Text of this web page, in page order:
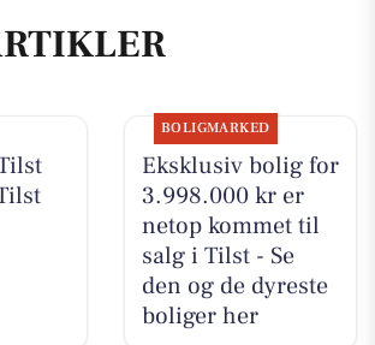
BOLIGMARKED
Eksklusiv bolig for
3.998.000 kr er
netop kommet til
salg i Tilst - Se
den og de dyreste
boliger her